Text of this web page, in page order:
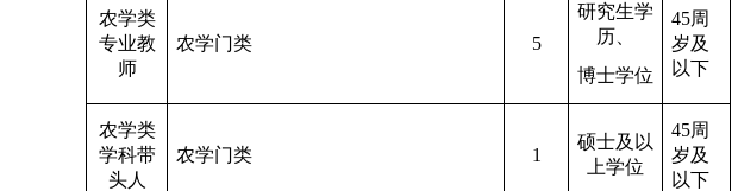
农学类
专业教
师
农学门类 5
研究生学
历、
博士学位
45周
岁及
以下
农学类
学科带
头人
农学门类 1
硕士及以
上学位
45周
岁及
以下